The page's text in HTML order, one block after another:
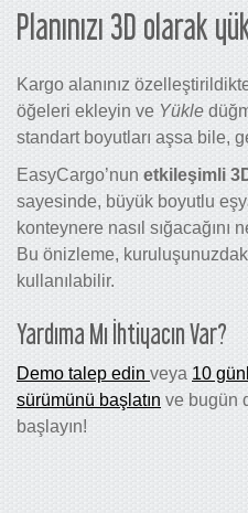
Planınızı 3D olarak
Kargo alanınız
öğeleri ekleyin ve Yükle
standart boyutları aşsa bile,
EasyCargo’nun etkileşimli
sayesinde, büyük boyutlu
konteynere nasıl
Bu önizleme,
kullanılabilir.
Yardıma Mı İhtiyacın Var?
Demo talep edin veya 10
sürümünü başlatın ve bugün
başlayın!